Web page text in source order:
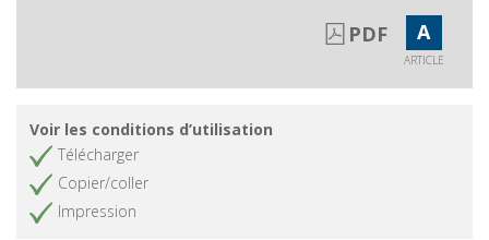
PDF A
ARTICLE
Voir les conditions d’utilisation
Télécharger
Copier/coller
Impression